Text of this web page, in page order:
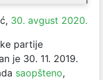
30. avgust 2020.
partije
je 30. 11. 2019.
saopšteno,